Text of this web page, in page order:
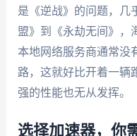
是《逆战》的问题，几
盟》到《永劫无间》，
本地网络服务商通常没
路，这就好比开着一辆
强的性能也无从发挥。
选择加速器，你